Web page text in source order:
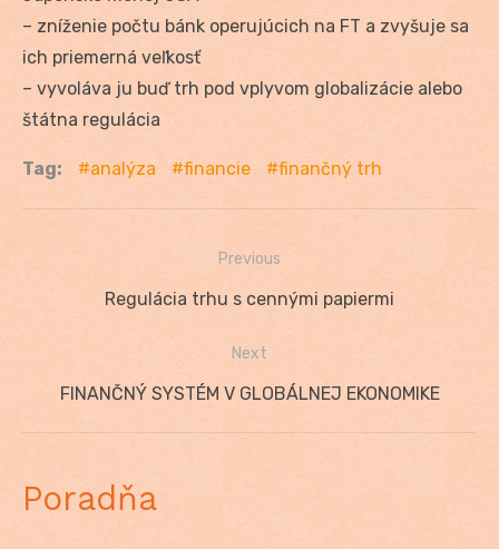
– zníženie počtu bánk operujúcich na FT a zvyšuje sa
ich priemerná veľkosť
– vyvoláva ju buď trh pod vplyvom globalizácie alebo
štátna regulácia
Tag: analýza financie finančný trh
Navigácia
Previous
Previous
Regulácia trhu s cennými papiermi
Next
Next
FINANČNÝ SYSTÉM V GLOBÁLNEJ EKONOMIKE
Poradňa